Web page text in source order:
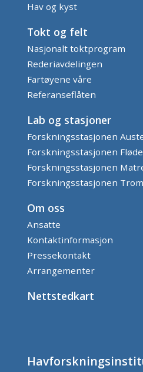
Hav og kyst
Tokt og felt
Nasjonalt toktprogram
Rederiavdelingen
Fartøyene våre
Referanseflåten
Lab og stasjoner
Forskningsstasjonen
Forskningsstasjonen
Forskningsstasjonen
Forskningsstasjonen
Om oss
Ansatte
Kontaktinformasjon
Pressekontakt
Arrangementer
Nettstedkart